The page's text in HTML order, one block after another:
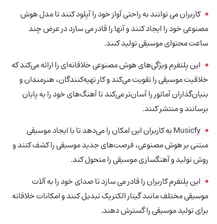
کاربران می توانند به راحتی آواز خود را آپلود کنند تا مدل هوش
مصنوعی خود را ایجاد کنند و آنها را قادر می سازد در عرض چند
ساعت محتوای موسیقی تولید کنند.
این پلتفرم ویژگی‌های هوش مصنوعی خلاقانه‌ای را ارائه می‌کند که
خلاقیت موسیقی را تقویت می‌کند و کار تهیه‌کنندگان، هنرمندان و
بنیان‌گذاران آماتور را آسان‌تر می‌کند تا آهنگ‌های خود را به پایان
برسانند و منتشر کنند.
Musicfyبه کاربران این امکان را می‌دهد تا با ایجاد موسیقی
مبتنی بر هوش مصنوعی، فرصت‌های جدید موسیقی را کشف کنند و
روش تولید و آهنگسازی موسیقی را متحول کند.
این پلتفرم کاربران را قادر می سازد تا صدای خود را به آلات
موسیقی مختلف مانند گیتار الکتریک تبدیل کنند و امکانات خلاقانه
برای تولید موسیقی را گسترش دهند.